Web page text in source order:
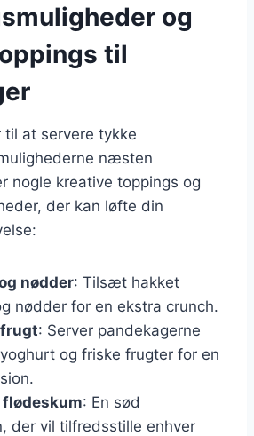
og
til
til at servere tykke
næsten
nogle kreative toppings og
der kan løfte din
nødder: Tilsæt hakket
nødder for en ekstra crunch.
: Server pandekagerne
og friske frugter for en
flødeskum: En sød
der vil tilfredsstille enhver